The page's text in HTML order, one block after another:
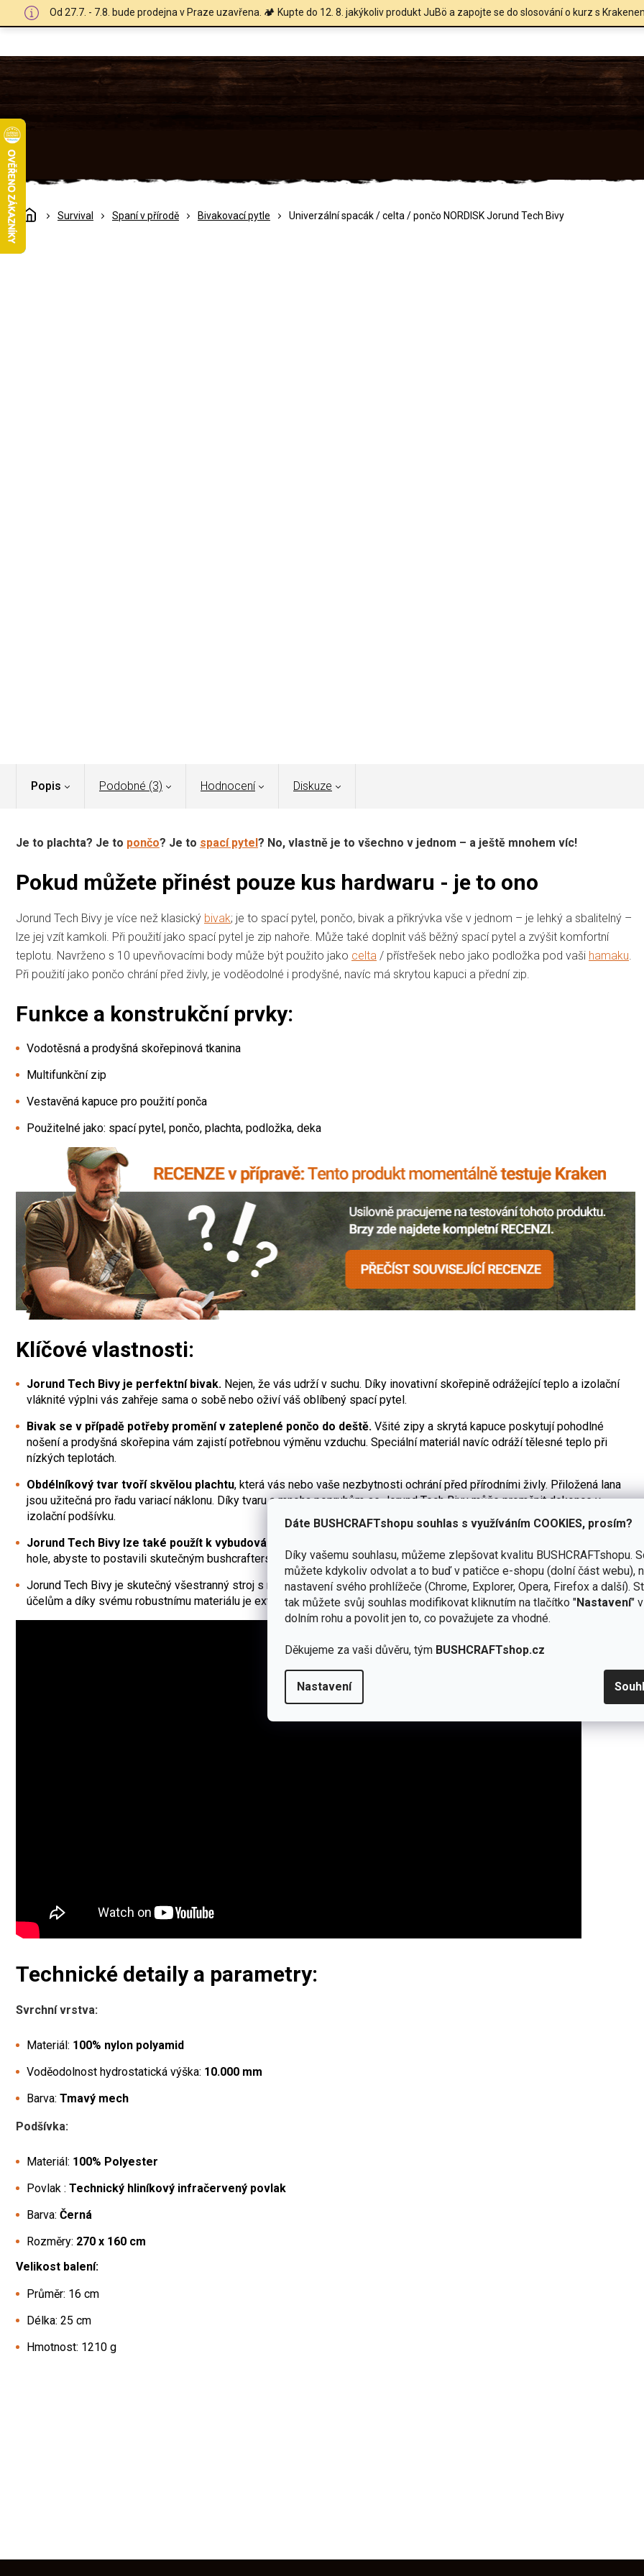
Dáte BUSHCRAFTshopu souhlas s využíváním COOKIES, prosím?
Díky vašemu souhlasu, můžeme zlepšovat kvalitu BUSHCRAFTshopu.
můžete kdykoliv odvolat a to buď v patičce e-shopu (dolní část webu),
nastavení svého prohlížeče (Chrome, Explorer, Opera, Firefox a další).
tak můžete svůj souhlas modifikovat kliknutím na tlačítko "Nastavení"
dolním rohu a povolit jen to, co považujete za vhodné.
Děkujeme za vaši důvěru, tým BUSHCRAFTshop.cz
Nastavení
Od 27.7. - 7.8. bude prodejna v Praze uzavřena. 🏕️ Kupte do 12. 8. jakýkoliv produkt JuBö a zapojte se do slosování o kurz s
DomůSurvival Spaní v přírodě Bivakovací pytle Univerzální spacák / celta / pončo NORDISK Jorund Tech Bivy
Popis Podobné (3) Hodnocení Diskuze
Je to plachta? Je to pončo? Je to spací pytel ? No, vlastně je to všechno v jednom – a ještě mnohem víc!
Pokud můžete přinést pouze kus hardwaru - je to ono
Jorund Tech Bivy je více než klasický bivak; je to spací pytel, pončo, bivak a přikrývka vše v jednom – je lehký a sbalitelný –
lze jej vzít kamkoli. Při použití jako spací pytel je zip nahoře. Může také doplnit váš běžný spací pytel a zvýšit komfortní
teplotu. Navrženo s 10 upevňovacími body může být použito jako celta / přístřešek nebo jako podložka pod vaši hamaku.
Při použití jako pončo chrání před živly, je voděodolné i prodyšné, navíc má skrytou kapuci a přední zip.
Funkce a konstrukční prvky:
Vodotěsná a prodyšná skořepinová tkanina
Multifunkční zip
Vestavěná kapuce pro použití ponča
Použitelné jako: spací pytel, pončo, plachta, podložka, deka
Klíčové vlastnosti:
Jorund Tech Bivy je perfektní bivak. Nejen, že vás udrží v suchu. Díky inovativní skořepině odrážející teplo a izolační
vláknité výplni vás zahřeje sama o sobě nebo oživí váš oblíbený spací pytel.
Bivak se v případě potřeby promění v zateplené pončo do deště. Všité zipy a skrytá kapuce poskytují pohodlné
nošení a prodyšná skořepina vám zajistí potřebnou výměnu vzduchu. Speciální materiál navíc odráží tělesné teplo při
nízkých teplotách.
Obdélníkový tvar tvoří skvělou plachtu, která vás nebo vaše nezbytnosti ochrání před přírodními živly. Přiložená lana
jsou užitečná pro řadu variací náklonu. Díky tvaru a mnoha popruhům se Jorund Tech Bivy může proměnit dokonce v
izolační podšívku.
Jorund Tech Bivy lze také použít k vybudování bleskově rychlého přístřešku.
hole, abyste to postavili skutečným bushcrafterským způsobem!
Jorund Tech Bivy je skutečný všestranný stroj s malou velikostí balení a nízkou hmotností. Může být použit k mnoha
účelům a díky svému robustnímu materiálu je extrémně odolný.
Technické detaily a parametry:
Svrchní vrstva:
Materiál: 100% nylon polyamid
Voděodolnost hydrostatická výška: 10.000 mm
Barva: Tmavý mech
Podšívka:
Materiál: 100% Polyester
Povlak : Technický hliníkový infračervený povlak
Barva: Černá
Rozměry: 270 x 160 cm
Velikost balení:
Průměr: 16 cm
Délka: 25 cm
Hmotnost: 1210 g